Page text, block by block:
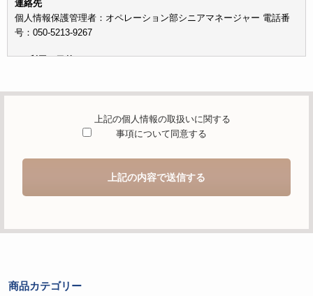
連絡先
個人情報保護管理者：オペレーション部シニアマネージャー 電話番
号：050-5213-9267
c）利用の目的
を適切に受け付け、当社が提供するサービスに関する情報を電子メー
d）個人情報を第三者に提供することが予定される場合の事項
情報を第三者に提供することはありません。
す。
的の通知・開示・内容の訂正・追加または削除・利用の停止・消去お
上記の個人情報の取扱いに関する
事項について同意する
上記の内容で送信する
商品カテゴリー